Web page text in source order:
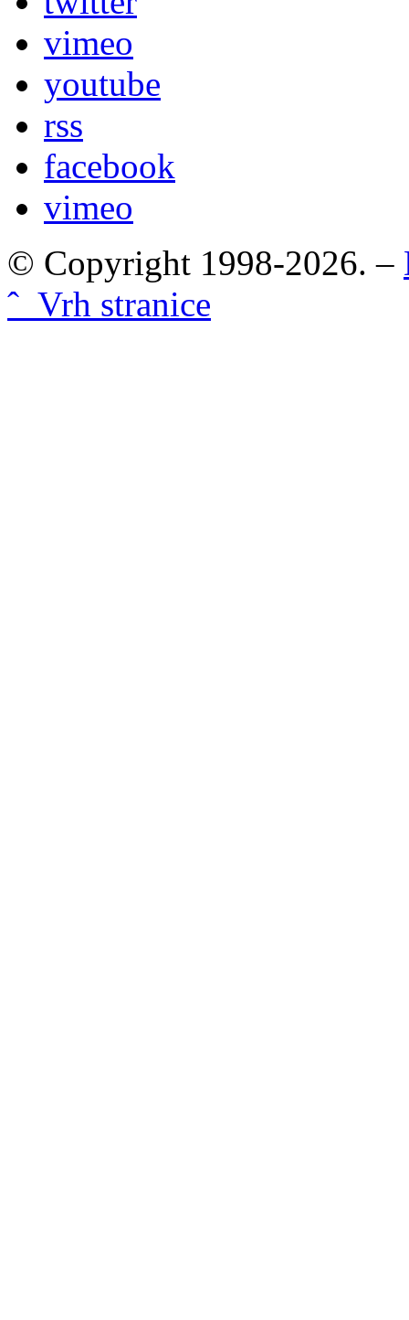
vimeo
youtube
rss
facebook
vimeo
© Copyright 1998-2026. –
ˆ Vrh stranice